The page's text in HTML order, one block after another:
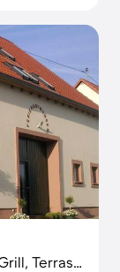
Kinderfreundliches Apartment mit Grill, Terrasse und Garten | Haustiere sind willkommen